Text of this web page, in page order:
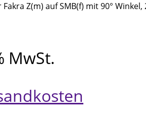
Z(m) auf SMB(f) mit 90°
MwSt.